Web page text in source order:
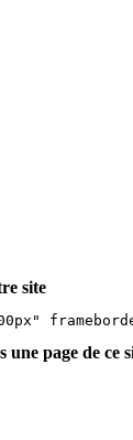
site
page de ce